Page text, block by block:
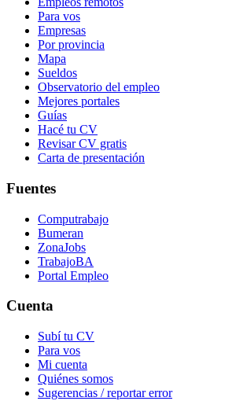
Para vos
Empresas
Por provincia
Mapa
Sueldos
Observatorio del empleo
Mejores portales
Guías
Hacé tu CV
Revisar CV gratis
Carta de presentación
Fuentes
Computrabajo
Bumeran
ZonaJobs
TrabajoBA
Portal Empleo
Cuenta
Subí tu CV
Para vos
Mi cuenta
Quiénes somos
Sugerencias / reportar error